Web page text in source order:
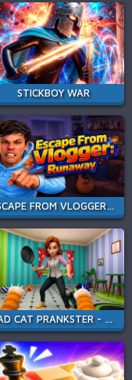
STICKBOY WAR
ESCAPE FROM VLOGGER: RUNAWAY
BAD CAT PRANKSTER - MOM IS RETURN